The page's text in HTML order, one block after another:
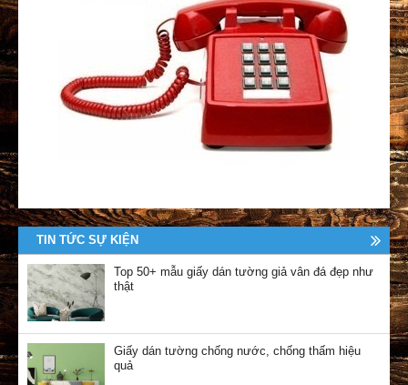
TIN TỨC SỰ KIỆN
Top 50+ mẫu giấy dán tường giả vân đá đẹp như
thật
Giấy dán tường chống nước, chống thấm hiệu
quả